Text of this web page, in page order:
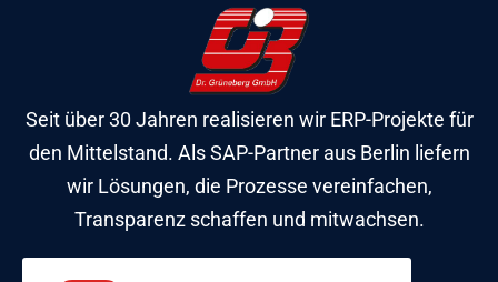
Seit über 30 Jahren realisieren wir ERP-Projekte für
den Mittelstand. Als SAP-Partner aus Berlin liefern
wir Lösungen, die Prozesse vereinfachen,
Transparenz schaffen und mitwachsen.